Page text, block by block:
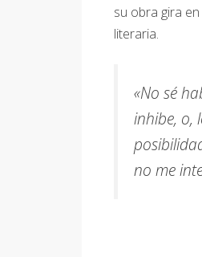
su obra gira
literaria.
«No sé
inhibe, o,
no me